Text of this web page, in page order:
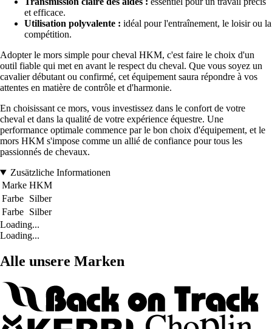
et efficace.
Utilisation polyvalente : idéal pour l'entraînement, le loisir ou la
compétition.
Adopter le mors simple pour cheval HKM, c'est faire le choix d'un
outil fiable qui met en avant le respect du cheval. Que vous soyez un
cavalier débutant ou confirmé, cet équipement saura répondre à vos
attentes en matière de contrôle et d'harmonie.
En choisissant ce mors, vous investissez dans le confort de votre
cheval et dans la qualité de votre expérience équestre. Une
performance optimale commence par le bon choix d'équipement, et le
mors HKM s'impose comme un allié de confiance pour tous les
passionnés de chevaux.
Zusätzliche Informationen
Marke HKM
Farbe Silber
Farbe Silber
Loading...
Loading...
Alle unsere Marken